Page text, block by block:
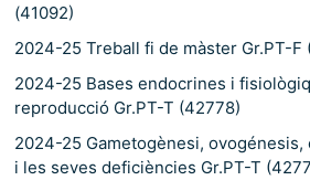
(41092)
2024-25 Treball fi de màster Gr.PT-F
2024-25 Bases endocrines i
reproducció Gr.PT-T (42778)
2024-25 Gametogènesi,
i les seves deficiències Gr.PT-T